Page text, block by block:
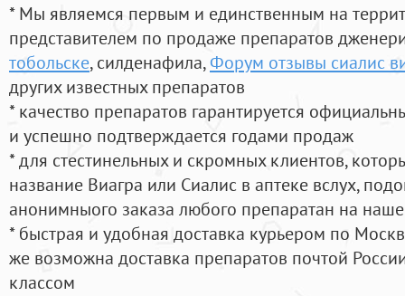
* Мы являемся первым и единственным на
представителем по продаже препаратов
тобольске, силденафила,Форум отзывы сиалис
других известных препаратов
* качество препаратов гарантируется
и успешно подтверждается годами продаж
* для стестинельных и скромных клиентов,
название Виагра или Сиалис в аптеке вслух,
анонимныого заказа любого препаратан на
* быстрая и удобная доставка курьером по
же возможна доставка препаратов почтой
классом